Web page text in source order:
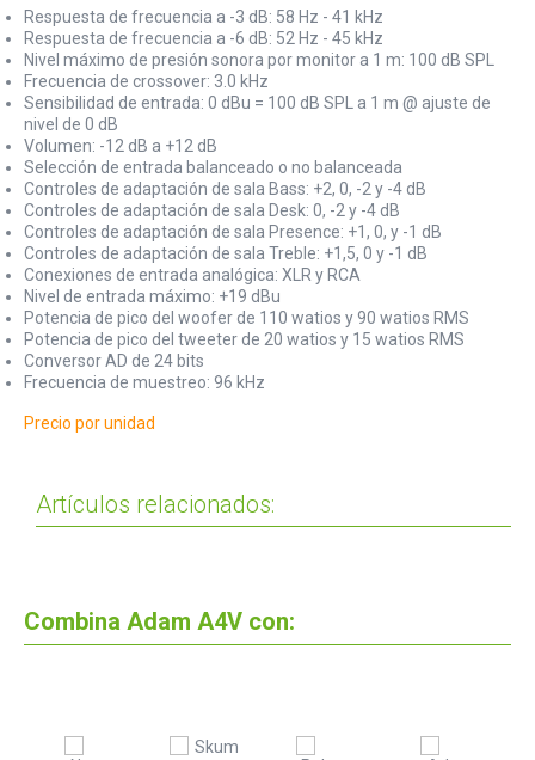
Respuesta de frecuencia a -3 dB: 58 Hz - 41 kHz
Respuesta de frecuencia a -6 dB: 52 Hz - 45 kHz
Nivel máximo de presión sonora por monitor a 1 m: 100 dB SPL
Frecuencia de crossover: 3.0 kHz
Sensibilidad de entrada: 0 dBu = 100 dB SPL a 1 m @ ajuste de
nivel de 0 dB
Volumen: -12 dB a +12 dB
Selección de entrada balanceado o no balanceada
Controles de adaptación de sala Bass: +2, 0, -2 y -4 dB
Controles de adaptación de sala Desk: 0, -2 y -4 dB
Controles de adaptación de sala Presence: +1, 0, y -1 dB
Controles de adaptación de sala Treble: +1,5, 0 y -1 dB
Conexiones de entrada analógica: XLR y RCA
Nivel de entrada máximo: +19 dBu
Potencia de pico del woofer de 110 watios y 90 watios RMS
Potencia de pico del tweeter de 20 watios y 15 watios RMS
Conversor AD de 24 bits
Frecuencia de muestreo: 96 kHz
Precio por unidad
Artículos relacionados:
Combina Adam A4V con: